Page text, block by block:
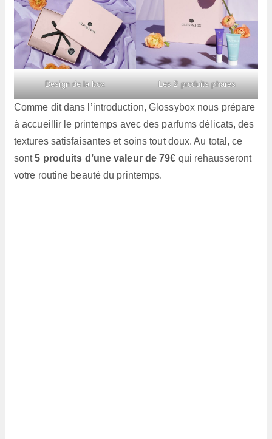
Design de la box Les 2 produits phares
Comme dit dans l’introduction, Glossybox nous prépare
à accueillir le printemps avec des parfums délicats, des
textures satisfaisantes et soins tout doux. Au total, ce
sont5 produits d’une valeur de 79€ qui rehausseront
votre routine beauté du printemps.